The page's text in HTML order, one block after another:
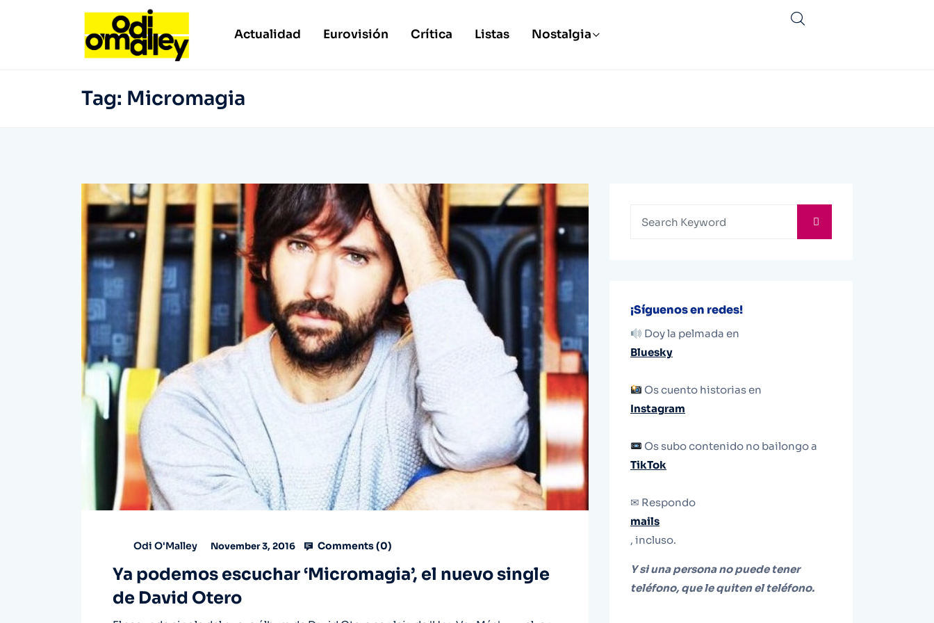
Actualidad Eurovisión Crítica Listas Nostalgia
Tag: Micromagia
Odi O'Malley November 3, 2016 Comments (0)
Ya podemos escuchar ‘Micromagia’, el nuevo single
de David Otero
¡Síguenos en redes!
Doy la pelmada en
Bluesky
Os cuento historias en
Instagram
Os subo contenido no bailongo a
TikTok
✉ Respondo
mails
, incluso.
Y si una persona no puede tener
teléfono, que le quiten el teléfono.